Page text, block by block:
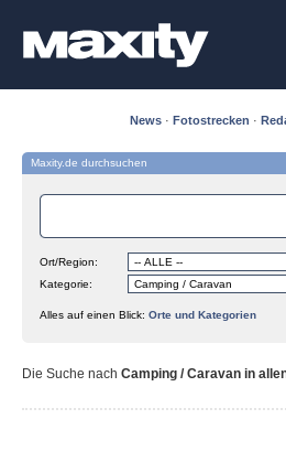
News · Fotostrecken ·
Maxity.de durchsuchen
Ort/Region:
Kategorie:
Alles auf einen Blick: Orte und Kategorien
Die Suche nach Camping / Caravan in